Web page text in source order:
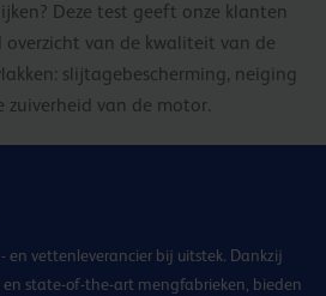
Deze test geeft onze klanten
overzicht van de kwaliteit van de
slijtagebescherming, neiging
van de motor.
en vettenleverancier bij uitstek. Dankzij
en state-of-the-art mengfabrieken, bieden